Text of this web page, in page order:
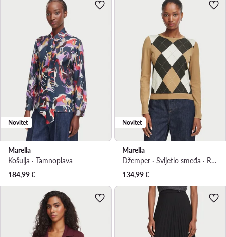
Novitet
Marella
Košulja · Tamnoplava
184,99€
Novitet
Marella
Džemper · Svijetlo smeđa · Regular Fit
134,99€